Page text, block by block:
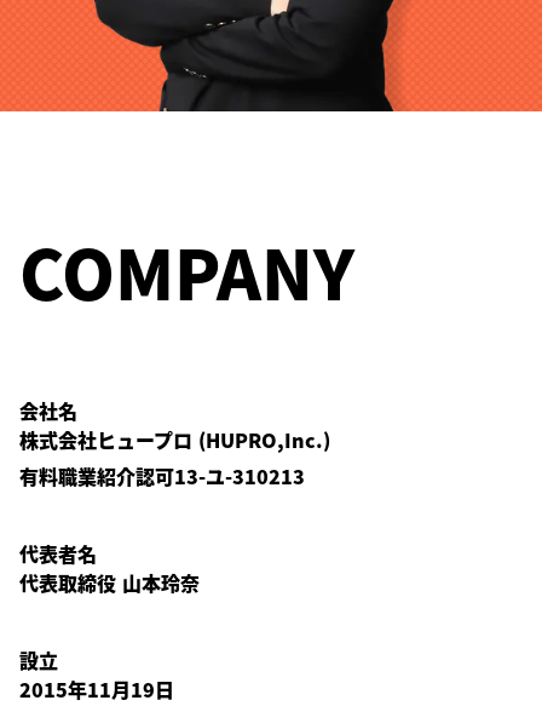
COMPANY
会社名
株式会社ヒュープロ (HUPRO,Inc.)
有料職業紹介認可13-ユ-310213
代表者名
代表取締役 山本玲奈
設立
2015年11月19日